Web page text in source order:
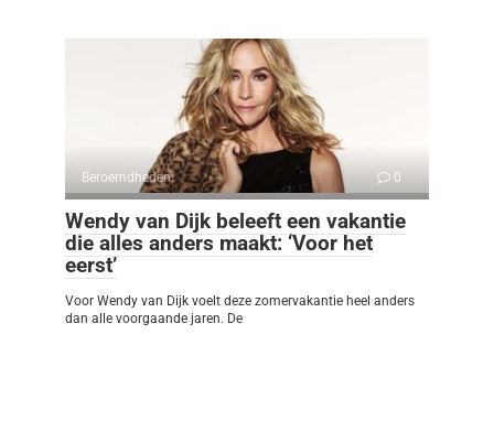
Beroemdheden 0
Wendy van Dijk beleeft een vakantie
die alles anders maakt: ‘Voor het
eerst’
Voor Wendy van Dijk voelt deze zomervakantie heel anders
dan alle voorgaande jaren. De